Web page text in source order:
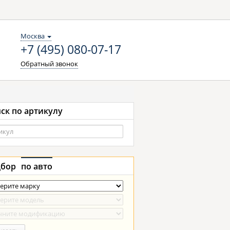
Москва
+7 (495) 080-07-17
Обратный звонок
по артикулу
по авто